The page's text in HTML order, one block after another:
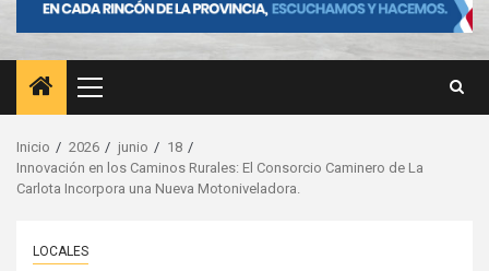
Menú
principal
Inicio 2026 junio
18
Innovación en los Caminos Rurales: El Consorcio Caminero de La
Carlota Incorpora una Nueva Motoniveladora.
LOCALES